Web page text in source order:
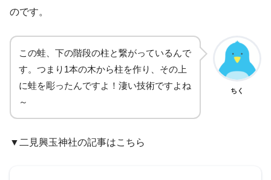
のです。
この蛙、下の階段の柱と繋がっているんで
す。つまり1本の木から柱を作り、その上
に蛙を彫ったんですよ！淒い技術ですよね
～
ちく
▼二見興玉神社の記事はこちら